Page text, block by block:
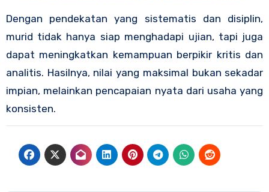
Dengan pendekatan yang sistematis dan disiplin,
murid tidak hanya siap menghadapi ujian, tapi juga
dapat meningkatkan kemampuan berpikir kritis dan
analitis. Hasilnya, nilai yang maksimal bukan sekadar
impian, melainkan pencapaian nyata dari usaha yang
konsisten.